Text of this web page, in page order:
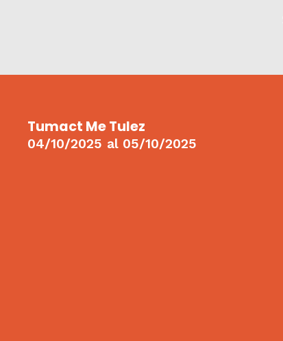
Tumact Me Tulez
04/10/2025 al 05/10/2025